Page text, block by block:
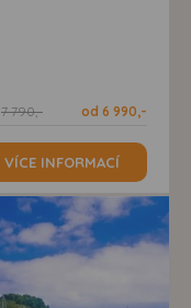
7 790,- od 6 990,-
VÍCE INFORMACÍ